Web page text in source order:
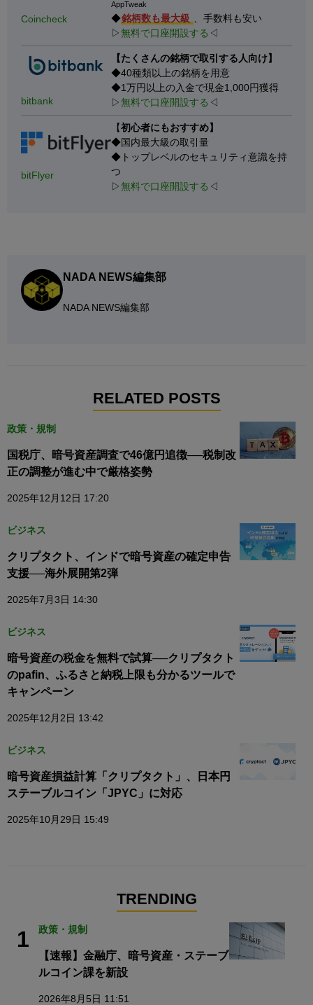
Coincheck
AppTweak
◆銘柄数も最大級
、手数料も安い
▷無料で口座開設する ◁
bitbank
【たくさんの銘柄で取引する人向け】
◆40種類以上の銘柄を用意
◆1万円以上の入金で現金1,000円獲得
▷無料で口座開設する ◁
bitFlyer
【初心者にもおすすめ】
◆国内最大級の取引量
◆トップレベルのセキュリティ意識を持
つ
▷無料で口座開設する ◁
NADA NEWS編集部
NADA NEWS編集部
RELATED POSTS
政策・規制
国税庁、暗号資産調査で46億円追徴──税制改
正の調整が進む中で厳格姿勢
2025年12月12日 17:20
ビジネス
クリプタクト、インドで暗号資産の確定申告
支援──海外展開第2弾
2025年7月3日 14:30
ビジネス
暗号資産の税金を無料で試算──クリプタクト
のpafin、ふるさと納税上限も分かるツールで
キャンペーン
2025年12月2日 13:42
ビジネス
暗号資産損益計算「クリプタクト」、日本円
ステーブルコイン「JPYC」に対応
2025年10月29日 15:49
TRENDING
1 政策・規制
【速報】金融庁、暗号資産・ステーブ
ルコイン課を新設
2026年8月5日 11:51